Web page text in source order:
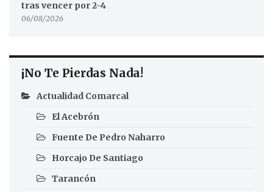
tras vencer por 2-4
06/08/2026
¡No Te Pierdas Nada!
Actualidad Comarcal
El Acebrón
Fuente De Pedro Naharro
Horcajo De Santiago
Tarancón